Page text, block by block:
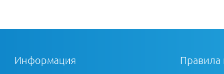
Информация Правила